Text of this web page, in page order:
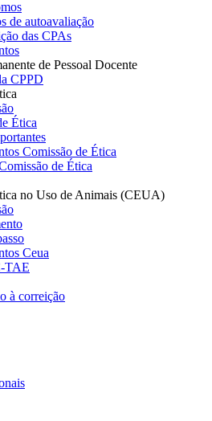
de autoavaliação
das CPAs
de Pessoal Docente
CPPD
Ética
Comissão de Ética
de Ética
no Uso de Animais (CEUA)
Ceua
TAE
à correição